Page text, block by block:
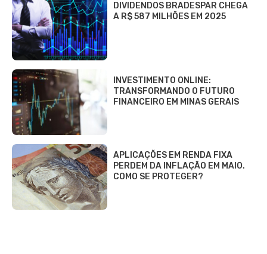
DIVIDENDOS BRADESPAR CHEGA
A R$ 587 MILHÕES EM 2025
INVESTIMENTO ONLINE:
TRANSFORMANDO O FUTURO
FINANCEIRO EM MINAS GERAIS
APLICAÇÕES EM RENDA FIXA
PERDEM DA INFLAÇÃO EM MAIO.
COMO SE PROTEGER?